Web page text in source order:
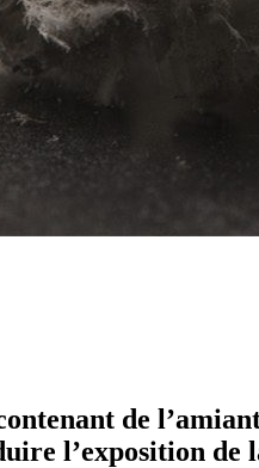
de
l’exposition de